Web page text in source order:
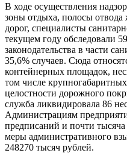
В ходе осуществления
зоны отдыха, полосы
дорог, специалисты
текущем году обследовали
законодательства в части
35,6% случаев. Сюда
контейнерных площадок,
том числе
целостности дорожного
служба ликвидировала 86
Администрациям
предписаний и почти
меры административного
248270 тысяч рублей.